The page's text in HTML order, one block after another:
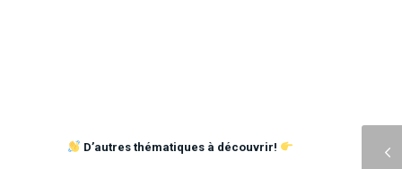
D’autres thématiques à découvrir!
Précédent